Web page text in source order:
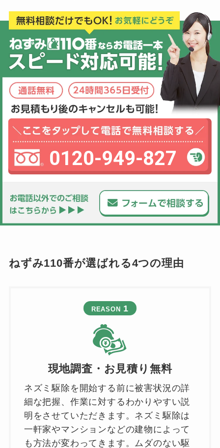
0120-949-827
ねずみ110番が選ばれる4つの理由
REASON 1
現地調査・お見積り無料
ネズミ駆除を開始する前に被害状況の詳
細な把握、作業に対するわかりやすい説
明をさせていただきます。ネズミ駆除は
一軒家やマンションなどの建物によって
も方法が変わってきます。ムダのない駆